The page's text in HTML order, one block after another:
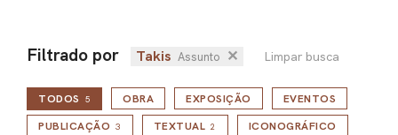
Filtrado por Takis Assunto ✕ Limpar busca
TODOS 5
Refinar busca
OBRA EXPOSIÇÃO
EVENTOS
PUBLICAÇÃO 3 TEXTUAL 2
ICONOGRÁFICO